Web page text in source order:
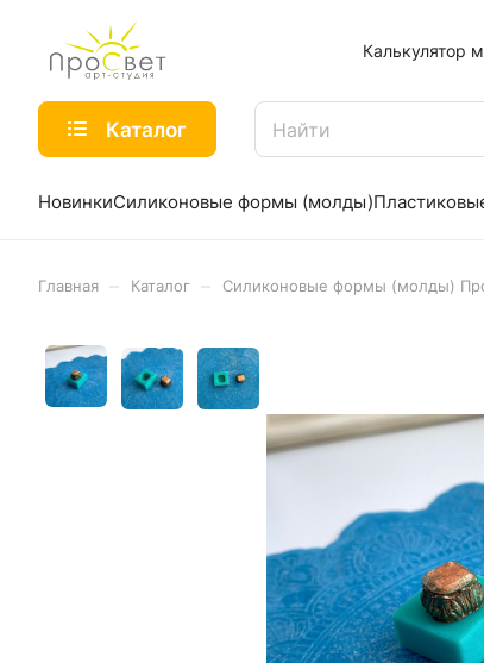
Калькулятор
Каталог
НовинкиСиликоновые формы (молды)
Главная Каталог Силиконовые формы (молды)